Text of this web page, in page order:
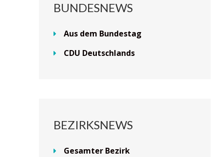
BUNDESNEWS
Aus dem Bundestag
CDU Deutschlands
BEZIRKSNEWS
Gesamter Bezirk